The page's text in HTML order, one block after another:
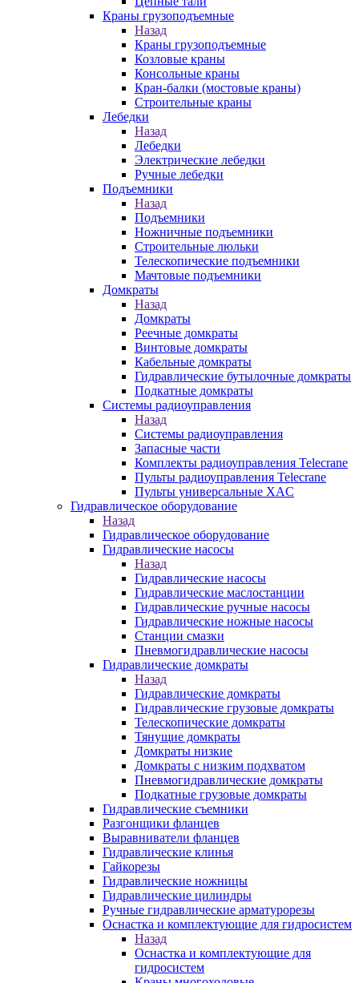
Краны грузоподъемные
Назад
Краны грузоподъемные
Козловые краны
Консольные краны
Кран-балки (мостовые краны)
Строительные краны
Лебедки
Назад
Лебедки
Электрические лебедки
Ручные лебедки
Подъемники
Назад
Подъемники
Ножничные подъемники
Строительные люльки
Телескопические подъемники
Мачтовые подъемники
Домкраты
Назад
Домкраты
Реечные домкраты
Винтовые домкраты
Кабельные домкраты
Гидравлические бутылочные домкраты
Подкатные домкраты
Системы радиоуправления
Назад
Системы радиоуправления
Запасные части
Комплекты радиоуправления Telecrane
Пульты радиоуправления Telecrane
Пульты универсальные XAC
Гидравлическое оборудование
Назад
Гидравлическое оборудование
Гидравлические насосы
Назад
Гидравлические насосы
Гидравлические маслостанции
Гидравлические ручные насосы
Гидравлические ножные насосы
Станции смазки
Пневмогидравлические насосы
Гидравлические домкраты
Назад
Гидравлические домкраты
Гидравлические грузовые домкраты
Телескопические домкраты
Тянущие домкраты
Домкраты низкие
Домкраты с низким подхватом
Пневмогидравлические домкраты
Подкатные грузовые домкраты
Гидравлические съемники
Разгонщики фланцев
Выравниватели фланцев
Гидравлические клинья
Гайкорезы
Гидравлические ножницы
Гидравлические цилиндры
Ручные гидравлические арматурорезы
Оснастка и комплектующие для гидросистем
Назад
Оснастка и комплектующие для
гидросистем